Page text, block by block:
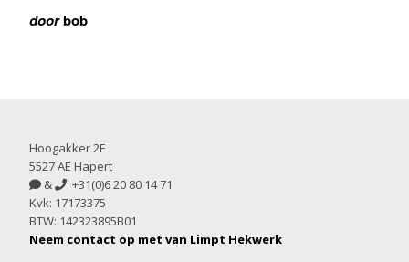
doorbob
Hoogakker 2E
5527 AE Hapert
 & : +31(0)6 20 80 14 71
Kvk: 17173375
BTW: 142323895B01
Neem contact op met van Limpt Hekwerk